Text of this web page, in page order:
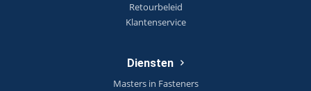
Retourbeleid
Klantenservice
Diensten
Masters in Fasteners